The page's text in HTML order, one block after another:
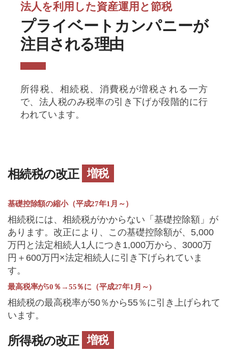
法人を利用した資産運用と節税
プライベートカンパニーが
注目される理由
所得税、相続税、消費税が増税される一方
で、法人税のみ税率の引き下げが段階的に行
われています。
相続税の改正 増税
基礎控除額の縮小（平成27年1月～）
相続税には、相続税がかからない「基礎控除額」が
あります。改正により、この基礎控除額が、5,000
万円と法定相続人1人につき1,000万から、3000万
円＋600万円×法定相続人に引き下げられていま
す。
最高税率が50％→55％に（平成27年1月～)
相続税の最高税率が50％から55％に引き上げられて
います。
所得税の改正 増税